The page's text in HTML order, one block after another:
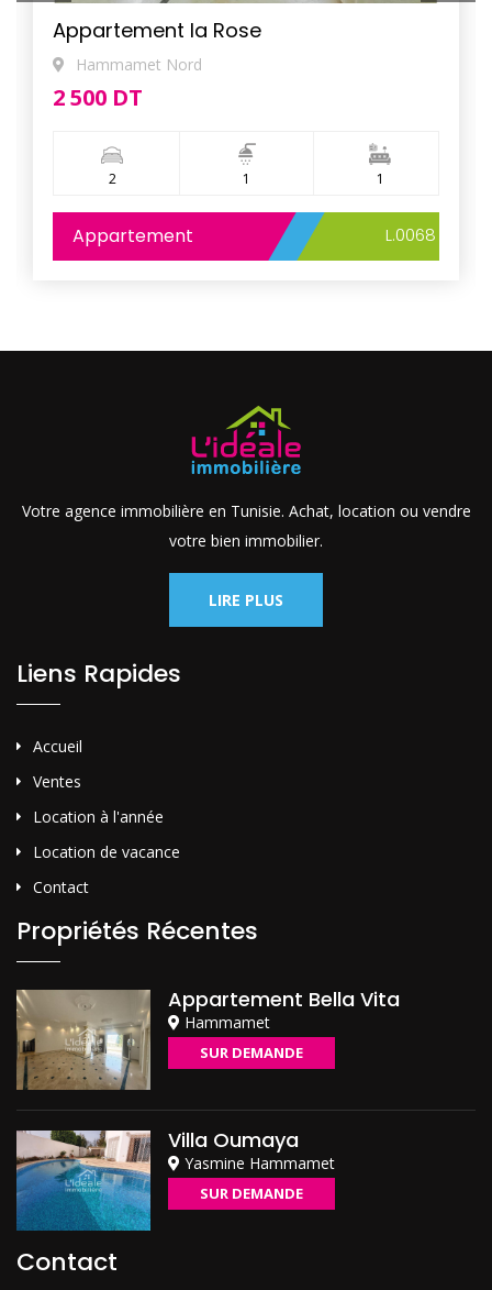
Appartement la Rose
Hammamet Nord
2 500 DT
2 1 1
Appartement L.0068
Votre agence immobilière en Tunisie. Achat, location ou vendre
votre bien immobilier.
LIRE PLUS
Liens Rapides
Accueil
Ventes
Location à l'année
Location de vacance
Contact
Propriétés Récentes
Appartement Bella Vita
Hammamet
SUR DEMANDE
Villa Oumaya
Yasmine Hammamet
SUR DEMANDE
Contact